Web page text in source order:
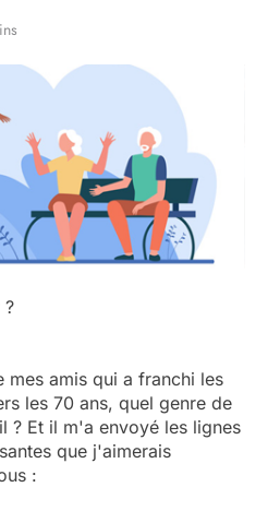
?
mes amis qui a franchi les
les 70 ans, quel genre de
? Et il m'a envoyé les lignes
que j'aimerais
: